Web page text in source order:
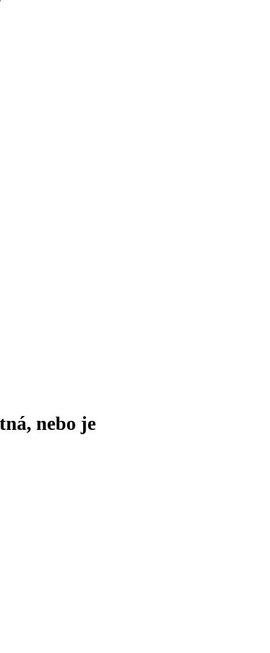
nebo je